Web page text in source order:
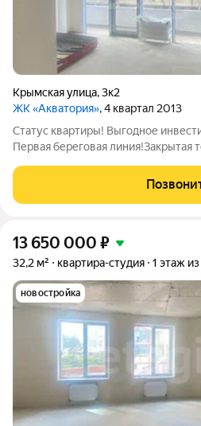
Крымская улица,3к2
ЖК «Акватория», 4 квартал 2013
Статус квартиры! Выгодное
Первая береговая линия!Закрытая
прогулочным шагом!Ближайший
себе представить! Вид на фонтан и
13 650 000 ₽
32,2 м² квартира-студия 1 этаж из
новостройка